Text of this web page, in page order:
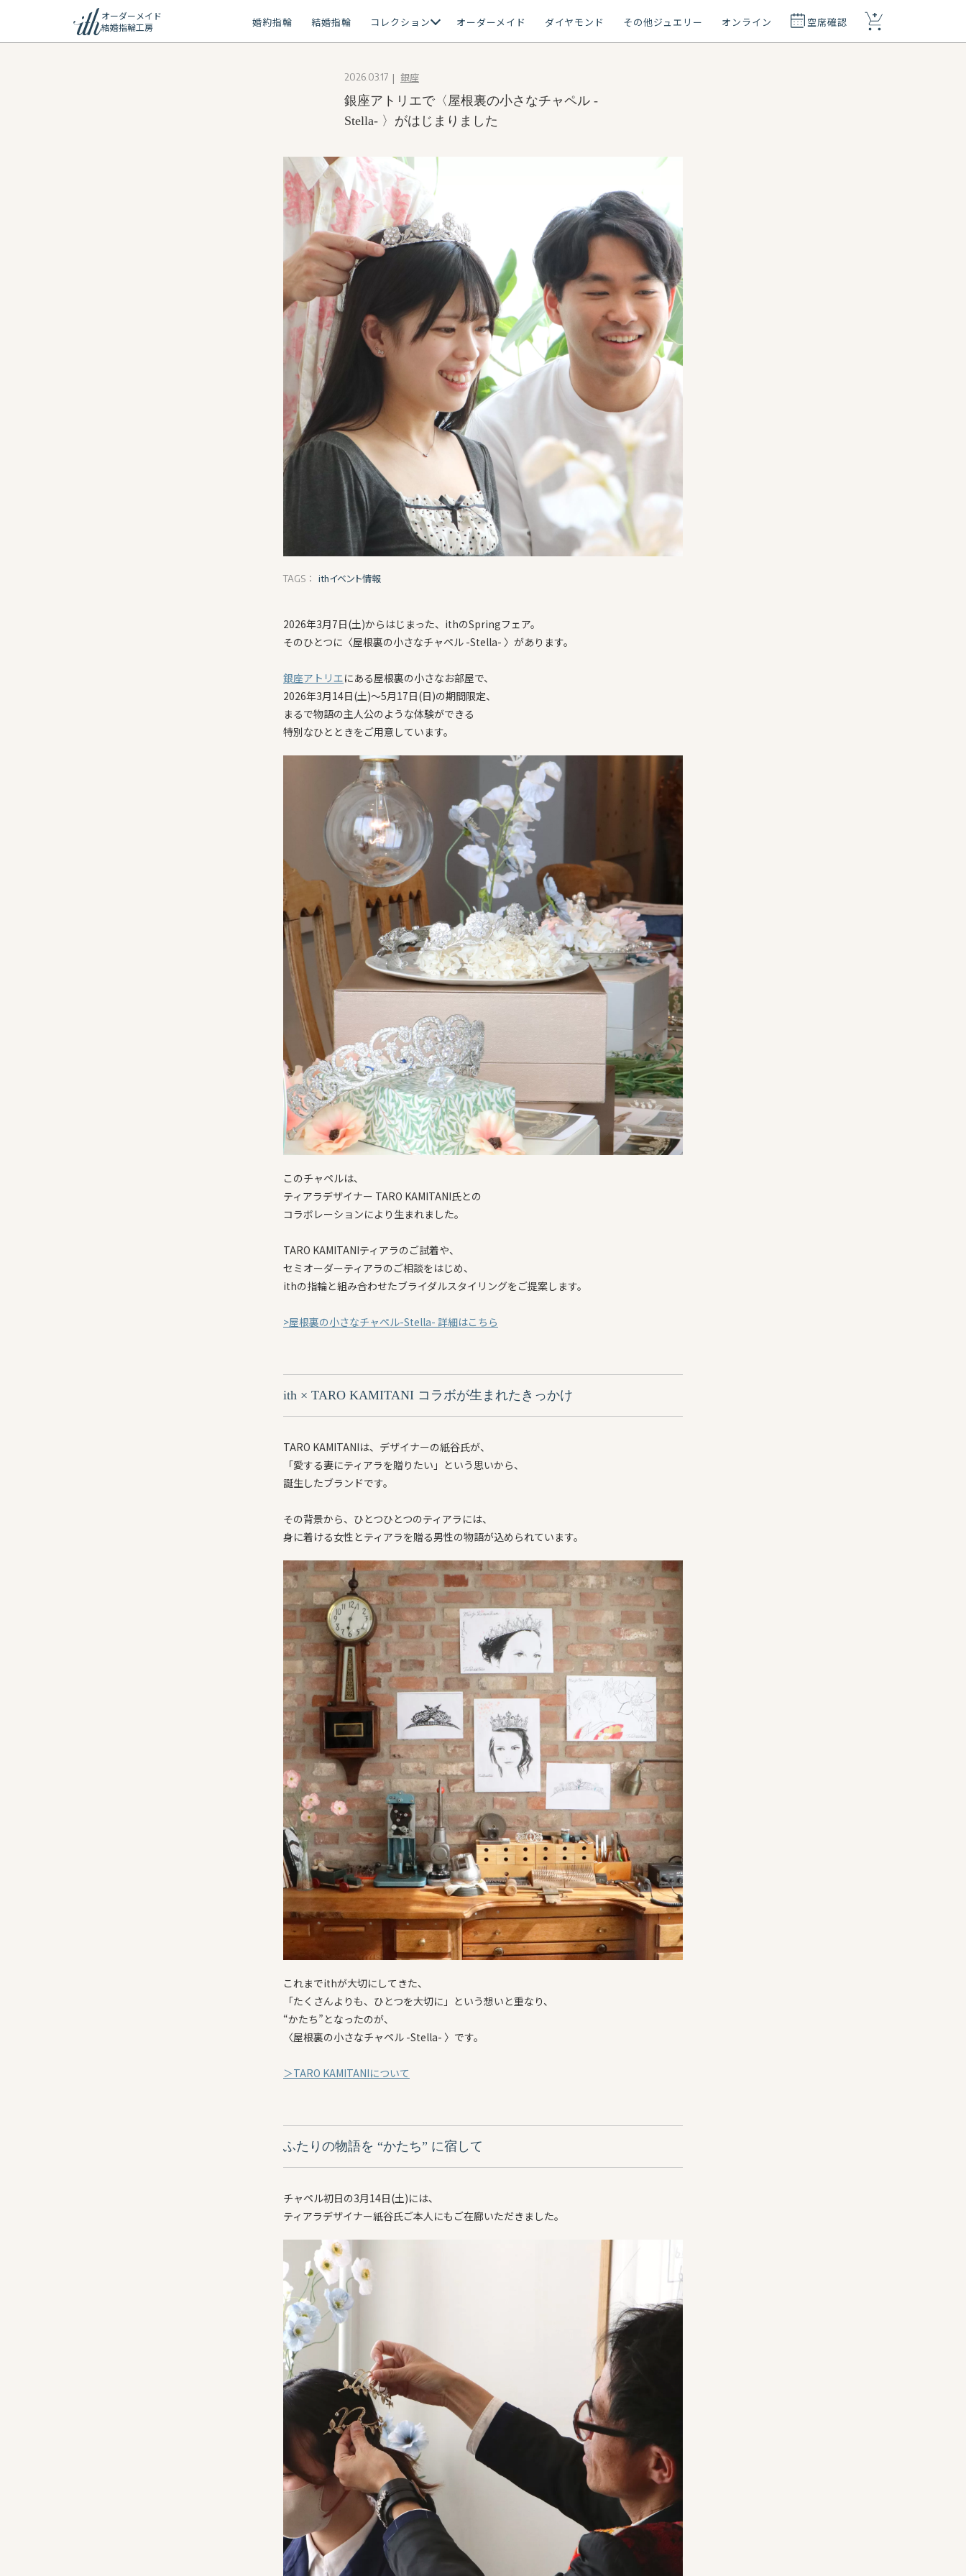
オーダーメイド
結婚指輪工房
婚約指輪 結婚指輪 コレクション オーダーメイド ダイヤモンド その他ジュエリー オンライン 空席確認
+
2026.03.17 銀座
銀座アトリエで〈屋根裏の小さなチャペル -
Stella- 〉がはじまりました
TAGS： ithイベント情報
2026年3月7日(土)からはじまった、ithのSpringフェア。
そのひとつに〈屋根裏の小さなチャペル -Stella- 〉があります。
銀座アトリエにある屋根裏の小さなお部屋で、
2026年3月14日(土)〜5月17日(日)の期間限定、
まるで物語の主人公のような体験ができる
特別なひとときをご用意しています。
このチャペルは、
ティアラデザイナー TARO KAMITANI氏との
コラボレーションにより生まれました。
TARO KAMITANIティアラのご試着や、
セミオーダーティアラのご相談をはじめ、
ithの指輪と組み合わせたブライダルスタイリングをご提案します。
>屋根裏の小さなチャペル-Stella- 詳細はこちら
ith × TARO KAMITANI コラボが生まれたきっかけ
TARO KAMITANIは、デザイナーの紙谷氏が、
「愛する妻にティアラを贈りたい」という思いから、
誕生したブランドです。
その背景から、ひとつひとつのティアラには、
身に着ける女性とティアラを贈る男性の物語が込められています。
これまでithが大切にしてきた、
「たくさんよりも、ひとつを大切に」という想いと重なり、
“かたち”となったのが、
〈屋根裏の小さなチャペル -Stella- 〉です。
＞TARO KAMITANIについて
ふたりの物語を “かたち” に宿して
チャペル初日の3月14日(土)には、
ティアラデザイナー紙谷氏ご本人にもご在廊いただきました。